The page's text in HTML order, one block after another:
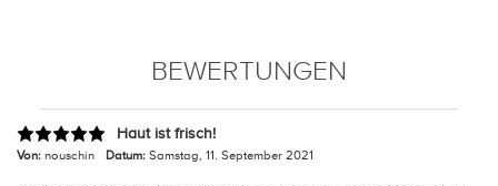
BEWERTUNGEN
Haut ist frisch!
Von: nouschin Datum: Samstag, 11. September 2021